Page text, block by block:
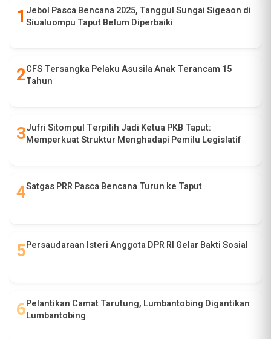
Jebol Pasca Bencana 2025, Tanggul Sungai Sigeaon di
Siualuompu Taput Belum Diperbaiki
CFS Tersangka Pelaku Asusila Anak Terancam 15
Tahun
Jufri Sitompul Terpilih Jadi Ketua PKB Taput:
Memperkuat Struktur Menghadapi Pemilu Legislatif
Satgas PRR Pasca Bencana Turun ke Taput
Persaudaraan Isteri Anggota DPR RI Gelar Bakti Sosial
Pelantikan Camat Tarutung, Lumbantobing Digantikan
Lumbantobing